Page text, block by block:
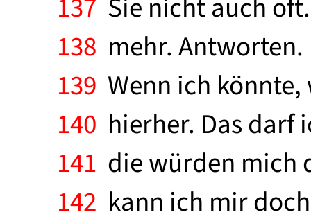
137 Sie nicht auch
138 mehr.
139 Wenn ich
140 hierher. Das darf
141 die würden mich
142 kann ich mir